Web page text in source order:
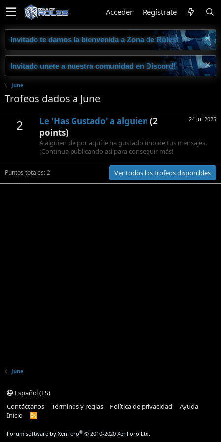
Acceder Regístrate
Invitado te damos la bienvenida a Zona de Roles!
Invitado unete a nuestra comunidad en Discord!
June
Trofeos dados a June
2 24 Jul 2025
Le 'Has Gustado' a alguien (2
points)
A alguien de por aquí le ha gustado uno de tus mensajes.
¡Continua publicando así para conseguir más!
Puntos totales: 2 Ver todos los trofeos disponibles
June
Español (ES)
Contáctanos
Términos y reglas Política de privacidad
Ayuda
Inicio
R
Forum software by XenForo® © 2010-2020 XenForo Ltd.